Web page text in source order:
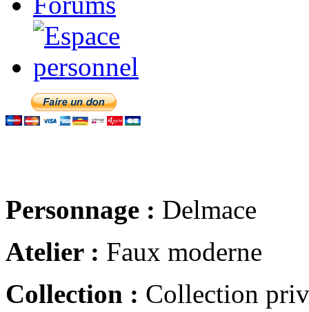
Personnage : Delmace
Atelier : Faux moderne
Collection : Collection